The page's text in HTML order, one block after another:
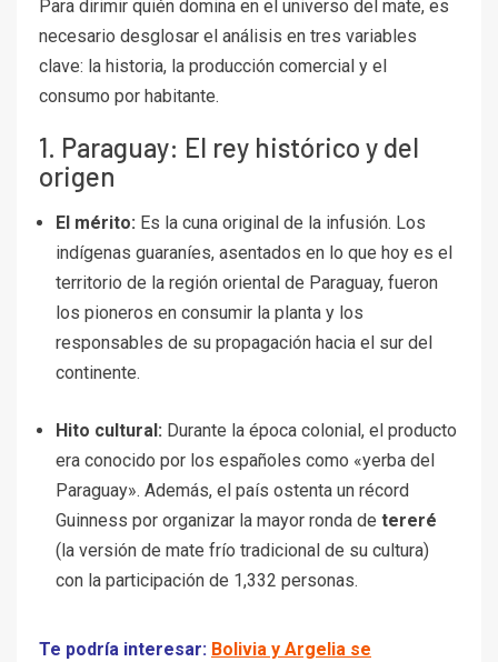
Para dirimir quién domina en el universo del mate, es
necesario desglosar el análisis en tres variables
clave: la historia, la producción comercial y el
consumo por habitante.
1. Paraguay: El rey histórico y del
origen
El mérito: Es la cuna original de la infusión. Los
indígenas guaraníes, asentados en lo que hoy es el
territorio de la región oriental de Paraguay, fueron
los pioneros en consumir la planta y los
responsables de su propagación hacia el sur del
continente.
Hito cultural: Durante la época colonial, el producto
era conocido por los españoles como «yerba del
Paraguay». Además, el país ostenta un récord
Guinness por organizar la mayor ronda de tereré
(la versión de mate frío tradicional de su cultura)
con la participación de 1,332 personas.
Te podría interesar: Bolivia y Argelia se